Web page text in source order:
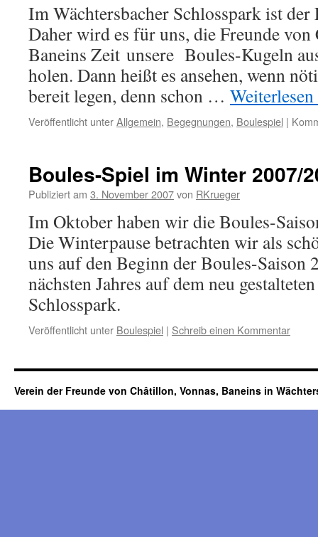
2008,
Uhr
Im Wächtersbacher Schlosspark ist
Daher wird es für uns, die Freunde
Baneins Zeit unsere Boules-Kugeln
holen. Dann heißt es ansehen, wenn
bereit legen, denn schon … Weiterlesen
Veröffentlicht unterAllgemein, Begegnungen, Boulespiel |
Boules-Spiel im Winter 2007/
Publiziert am 3. November 2007von RKrueger
Im Oktober haben wir die Boules-
Die Winterpause betrachten wir als
uns auf den Beginn der Boules-Saison
nächsten Jahres auf dem neu
Schlosspark.
Veröffentlicht unter Boulespiel | Schreib einen Kommentar
Verein der Freunde von Châtillon, Vonnas, Baneins in